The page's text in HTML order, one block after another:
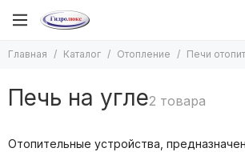
Отопление
Печи отопительные
Радиаторы отопления
Главная Каталог Отопление Печи
Печь на угле
Отопительные устройства,